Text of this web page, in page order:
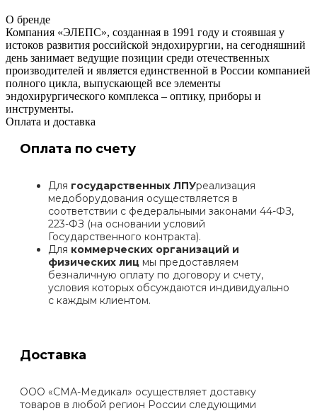
О бренде
Компания «ЭЛЕПС», созданная в 1991 году и стоявшая у
истоков развития российской эндохирургии, на сегодняшний
день занимает ведущие позиции среди отечественных
производителей и является единственной в России компанией
полного цикла, выпускающей все элементы
эндохирургического комплекса – оптику, приборы и
инструменты.
Оплата и доставка
Оплата по счету
Для государственных ЛПУреализация
медоборудования осуществляется в
соответствии с федеральными законами 44-ФЗ,
223-ФЗ (на основании условий
Государственного контракта).
Для коммерческих организаций и
физических лиц мы предоставляем
безналичную оплату по договору и счету,
условия которых обсуждаются индивидуально
с каждым клиентом.
Доставка
ООО «СМА-Медикал» осуществляет доставку
товаров в любой регион России следующими